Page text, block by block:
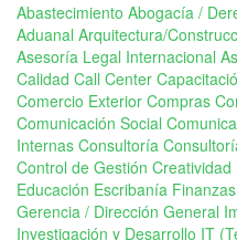
Abastecimiento Abogacía /
Aduanal Arquitectura/
Asesoría Legal Internacional
Calidad Call Center
Comercio Exterior Compras
Comunicación Social
Internas Consultoría
Control de Gestión Creatividad
Educación Escribanía Finanzas
Gerencia / Dirección General
Investigación y Desarrollo IT